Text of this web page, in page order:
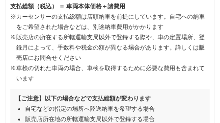
支払総額（税込） ＝ 車両本体価格＋諸費用
※カーセンサーの支払総額は店頭納車を前提にしています。自宅への納車
をご希望された場合などは、別途納車費用がかかります
※販売店の所在する所轄運輸支局以外で登録する際や、車の定置場所、登
録月によって、手数料や税金の額が異なる場合があります。詳しくは販
売店にお問合せください
※車検の切れた車両の場合、車検を取得するために必要な費用も含まれて
います
【ご注意】以下の場合などで支払総額が変わります
自宅などの指定の場所へ陸送納車を希望する場合
販売店所在地の所轄運輸支局以外で登録する場合